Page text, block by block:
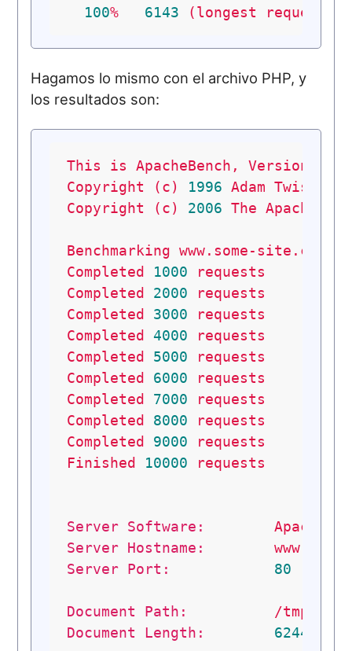
100% 6143 (longest request)
Hagamos lo mismo con el archivo PHP, y
los resultados son:
This is ApacheBench, Version
Copyright
(c) 1996 Adam Twiss,
Copyright
(c) 2006 The Apache
Benchmarking www.some-site.cc
Completed
1000
requests
Completed
2000
requests
Completed
3000
requests
Completed 4000
requests
Completed
5000
requests
Completed
6000
requests
Completed
7000
requests
Completed
8000
requests
Completed
9000
requests
Finished
10000 requests
Server Software:
Apache/
Server Hostname:
Server Port:
80
Document Path:
/tmp/
Document Length:
62446